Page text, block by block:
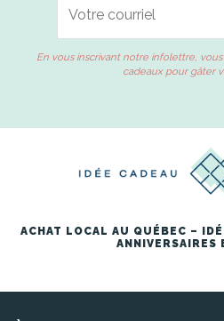
En vous inscrivant notre infolettre,
cadeaux pour gâter
ACHAT LOCAL AU QUÉBEC –
ANNIVERSAIRES